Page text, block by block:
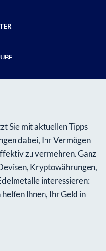
Sie mit aktuellen Tipps
dabei, Ihr Vermögen
zu vermehren. Ganz
Kryptowährungen,
interessieren:
Ihnen, Ihr Geld in